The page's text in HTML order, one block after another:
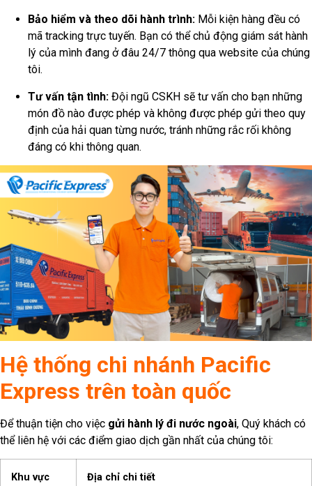
Bảo hiểm và theo dõi hành trình: Mỗi kiện hàng đều có
mã tracking trực tuyến. Bạn có thể chủ động giám sát hành
lý của mình đang ở đâu 24/7 thông qua website của chúng
tôi.
Tư vấn tận tình: Đội ngũ CSKH sẽ tư vấn cho bạn những
món đồ nào được phép và không được phép gửi theo quy
định của hải quan từng nước, tránh những rắc rối không
đáng có khi thông quan.
Hệ thống chi nhánh Pacific
Express trên toàn quốc
Để thuận tiện cho việc gửi hành lý đi nước ngoài, Quý khách có
thể liên hệ với các điểm giao dịch gần nhất của chúng tôi:
Khu vực Địa chỉ chi tiết